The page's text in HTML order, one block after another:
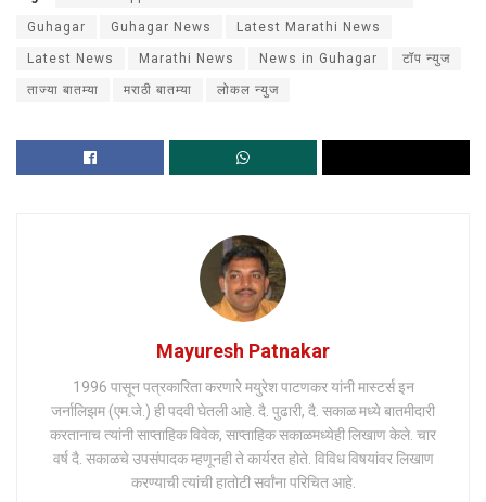
Guhagar Guhagar News Latest Marathi News
Latest News Marathi News News in Guhagar टॉप न्युज
ताज्या बातम्या मराठी बातम्या लोकल न्युज
Mayuresh Patnakar
1996 पासून पत्रकारिता करणारे मयुरेश पाटणकर यांनी मास्टर्स इन
जर्नालिझम (एम.जे.) ही पदवी घेतली आहे. दै. पुढारी, दै. सकाळ मध्ये बातमीदारी
करतानाच त्यांनी साप्ताहिक विवेक, साप्ताहिक सकाळमध्येही लिखाण केले. चार
वर्ष दै. सकाळचे उपसंपादक म्हणूनही ते कार्यरत होते. विविध विषयांवर लिखाण
करण्याची त्यांची हातोटी सर्वांना परिचित आहे.